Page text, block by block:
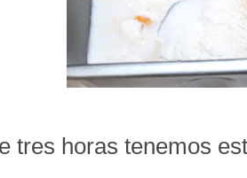
tres horas tenemos